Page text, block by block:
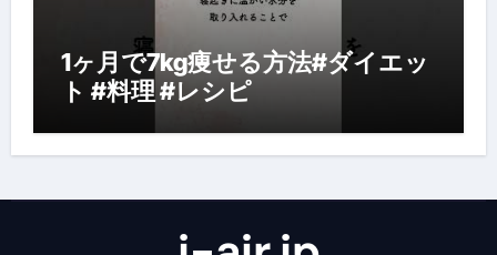
1ヶ月で7kg痩せる方法#ダイエッ
ト #料理 #レシピ